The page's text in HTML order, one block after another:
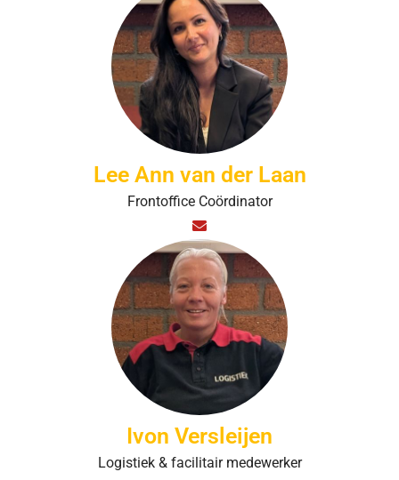
Lee Ann van der Laan
Frontoffice Coördinator
Ivon Versleijen
Logistiek & facilitair medewerker